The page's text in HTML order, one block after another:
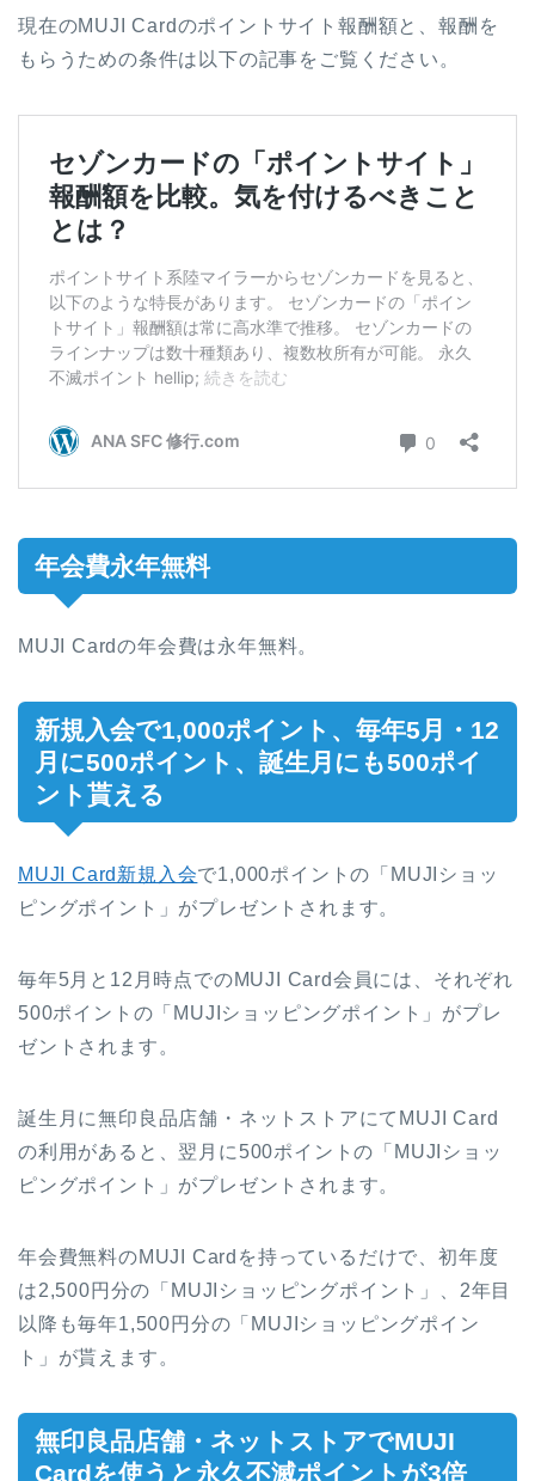
現在のMUJI Cardのポイントサイト報酬額と、報酬を
もらうための条件は以下の記事をご覧ください。
年会費永年無料
MUJI Cardの年会費は永年無料。
新規入会で1,000ポイント、毎年5月・12
月に500ポイント、誕生月にも500ポイ
ント貰える
MUJI Card新規入会で1,000ポイントの「MUJIショッ
ピングポイント」がプレゼントされます。
毎年5月と12月時点でのMUJI Card会員には、それぞれ
500ポイントの「MUJIショッピングポイント」がプレ
ゼントされます。
誕生月に無印良品店舗・ネットストアにてMUJI Card
の利用があると、翌月に500ポイントの「MUJIショッ
ピングポイント」がプレゼントされます。
年会費無料のMUJI Cardを持っているだけで、初年度
は2,500円分の「MUJIショッピングポイント」、2年目
以降も毎年1,500円分の「MUJIショッピングポイン
ト」が貰えます。
無印良品店舗・ネットストアでMUJI
Cardを使うと永久不滅ポイントが3倍